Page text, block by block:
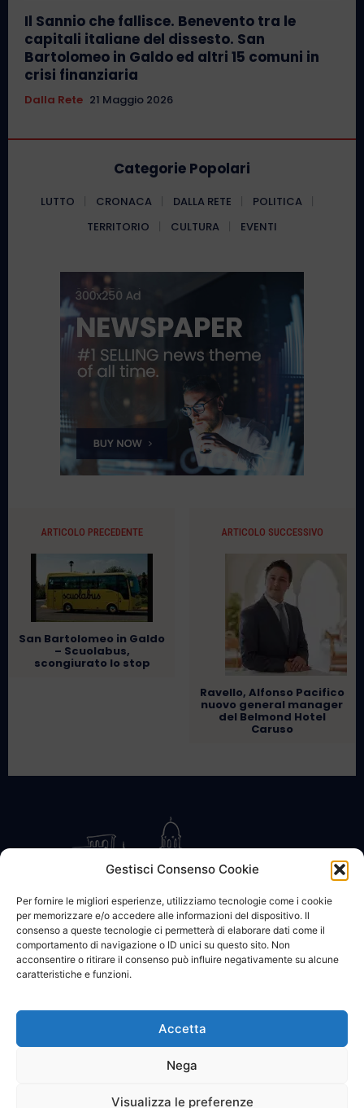
Gestisci Consenso Cookie
Per fornire le migliori esperienze, utilizziamo tecnologie come i cookie
per memorizzare e/o accedere alle informazioni del dispositivo. Il
consenso a queste tecnologie ci permetterà di elaborare dati come il
comportamento di navigazione o ID unici su questo sito. Non
acconsentire o ritirare il consenso può influire negativamente su alcune
caratteristiche e funzioni.
Accetta
Nega
Visualizza le preferenze
Il Sannio che fallisce. Benevento tra le
capitali italiane del dissesto. San
Bartolomeo in Galdo ed altri 15 comuni in
crisi finanziaria
Dalla Rete 21 Maggio 2026
Categorie Popolari
LUTTO CRONACA DALLA RETE
POLITICA
TERRITORIO
CULTURA EVENTI
ARTICOLO PRECEDENTE
San Bartolomeo in Galdo
– Scuolabus,
scongiurato lo stop
ARTICOLO SUCCESSIVO
Ravello, Alfonso Pacifico
nuovo general manager
del Belmond Hotel
Caruso
CONTATTACI COOKIE POLICY PRIVACY
© 2002 - 2026 SanBartolomeo.info :::: powered by Go Web snc |